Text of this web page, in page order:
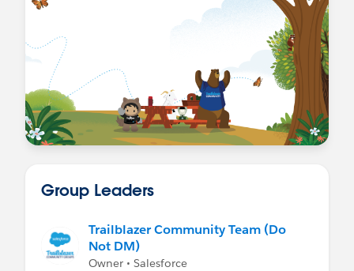
Group Leaders
Trailblazer Community Team (Do
Not DM)
Owner • Salesforce